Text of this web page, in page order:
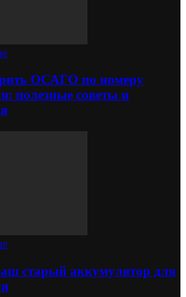
ОСАГО по номеру
полезные советы и
старый аккумулятор для